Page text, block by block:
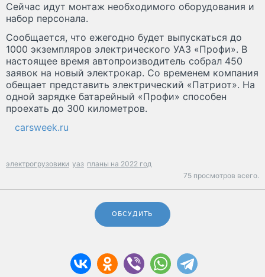
Сейчас идут монтаж необходимого оборудования и
набор персонала.
Сообщается, что ежегодно будет выпускаться до
1000 экземпляров электрического УАЗ «Профи». В
настоящее время автопроизводитель собрал 450
заявок на новый электрокар. Со временем компания
обещает представить электрический «Патриот». На
одной зарядке батарейный «Профи» способен
проехать до 300 километров.
carsweek.ru
электрогрузовики уаз планы на 2022 год
75 просмотров всего.
ОБСУДИТЬ